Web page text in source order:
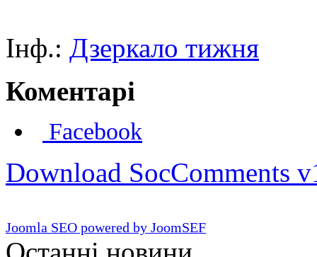
Інф.: Дзеркало тижня
Коментарі
Facebook
Download SocComments
Joomla SEO powered by JoomSEF